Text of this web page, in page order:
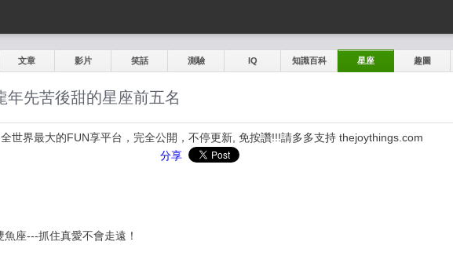
文章 影片 笑話 測驗 IQ 知識百科 星座 趣圖
年先苦後甜的星座前五名
世界最大的FUN享平台，完全公開，不停更新, 免按讚!!!請多多支持 thejoythings.com
分享
魚座---抓住真愛不會走遠！